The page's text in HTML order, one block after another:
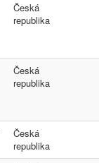
Česká
republika
Česká
republika
Česká
republika